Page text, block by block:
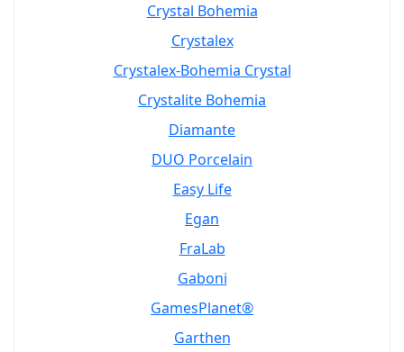
Crystal Bohemia
Crystalex
Crystalex-Bohemia Crystal
Crystalite Bohemia
Diamante
DUO Porcelain
Easy Life
Egan
FraLab
Gaboni
GamesPlanet®
Garthen